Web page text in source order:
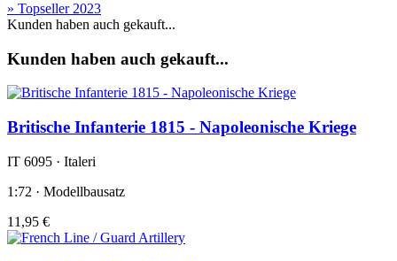
» Topseller 2023
Kunden haben auch gekauft...
Kunden haben auch gekauft...
Britische Infanterie 1815 - Napoleonische Kriege
IT 6095 · Italeri
1:72 · Modellbausatz
11,95 €